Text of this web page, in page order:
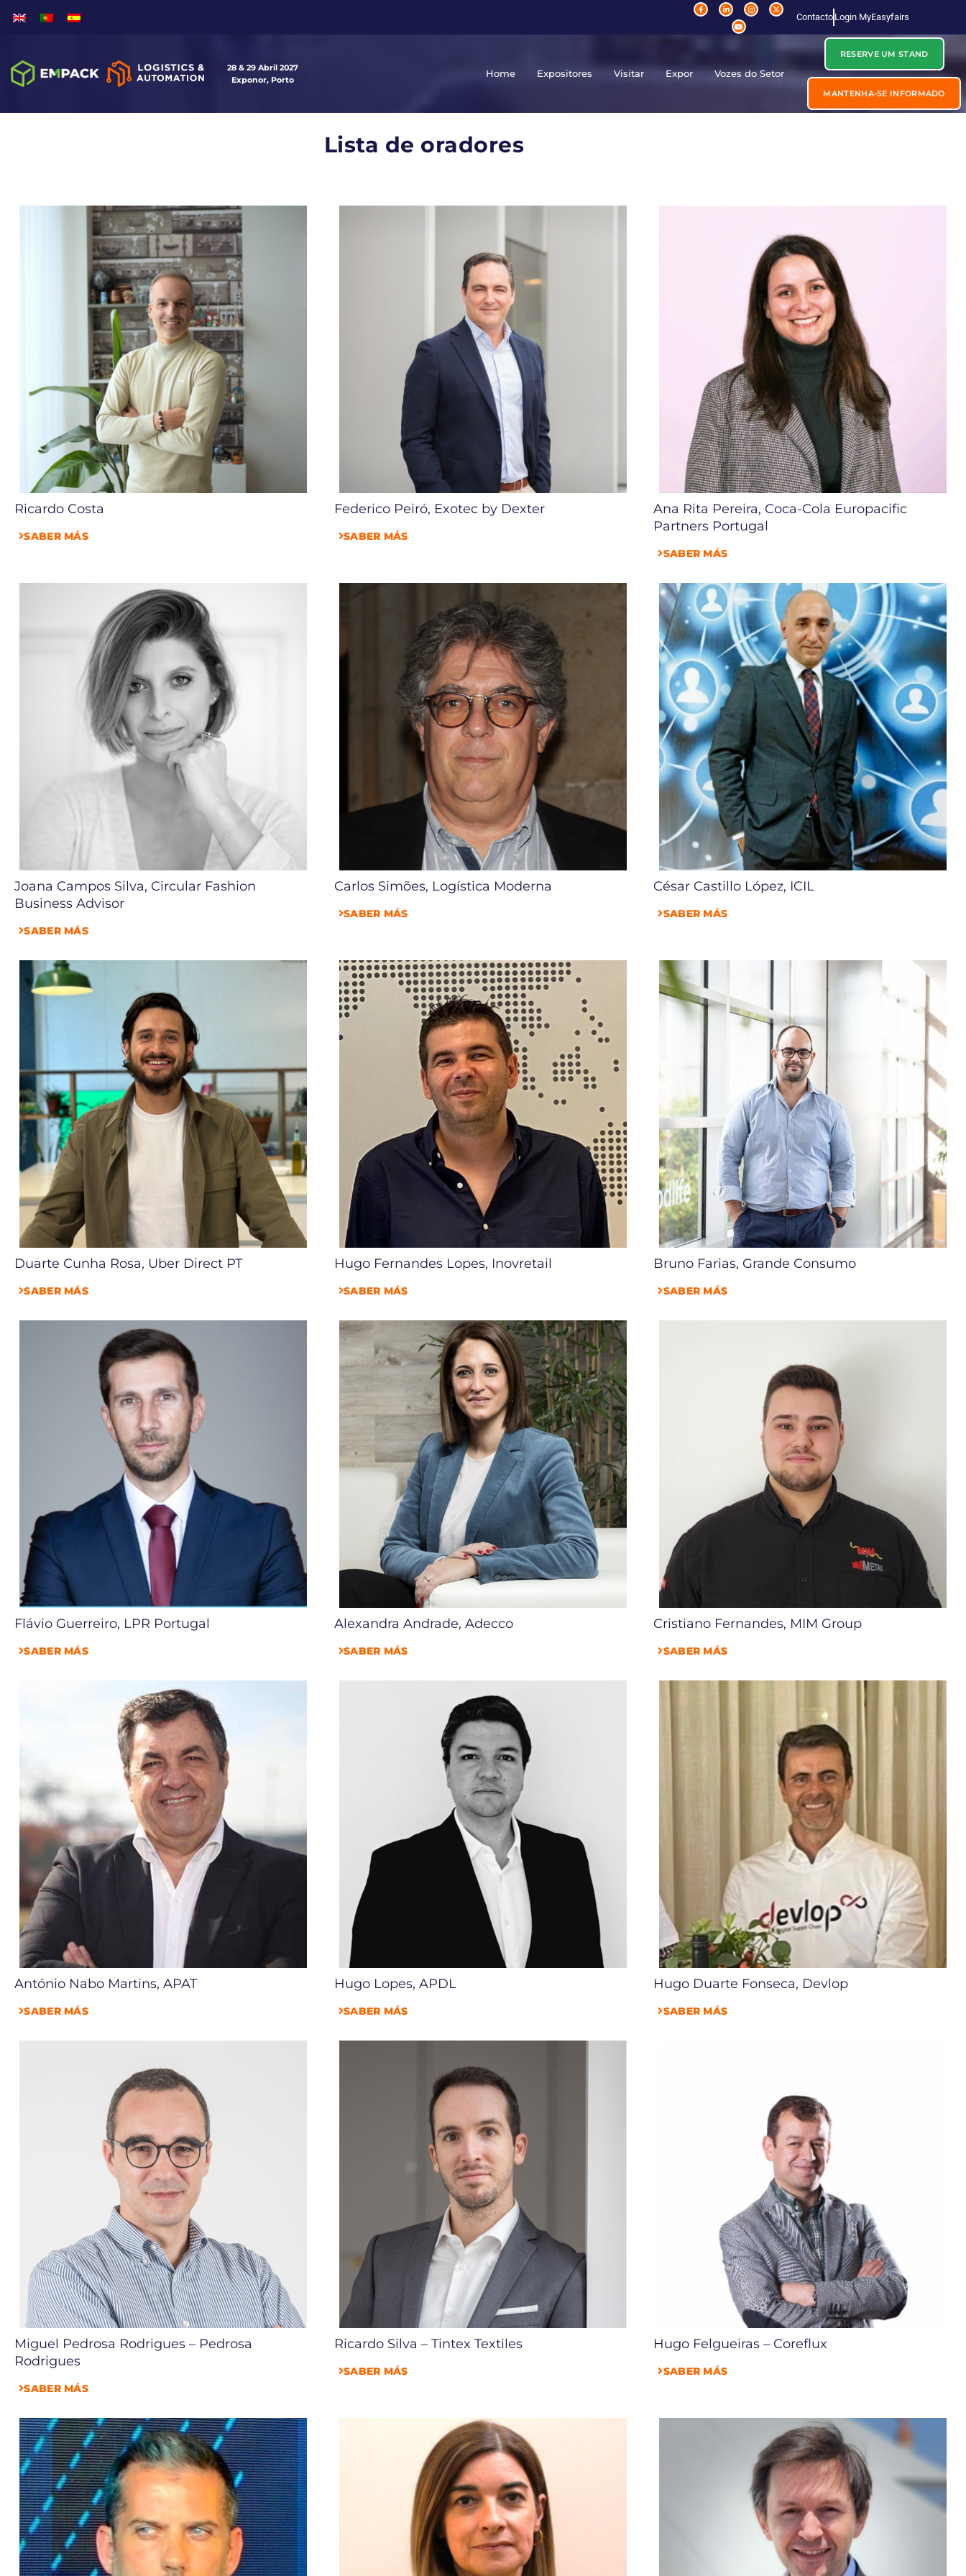
Contacto Login MyEasyfairs
28 & 29 Abril 2027
Exponor, Porto
Home Expositores Visitar Expor Vozes do Setor
RESERVE UM STAND
MANTENHA-SE INFORMADO
Lista de oradores
Ricardo Costa
SABER MÁS
Federico Peiró, Exotec by Dexter
SABER MÁS
Ana Rita Pereira, Coca-Cola Europacific
Partners Portugal
SABER MÁS
Joana Campos Silva, Circular Fashion
Business Advisor
SABER MÁS
Carlos Simões, Logística Moderna
SABER MÁS
César Castillo López, ICIL
SABER MÁS
Duarte Cunha Rosa, Uber Direct PT
SABER MÁS
Hugo Fernandes Lopes, Inovretail
SABER MÁS
Bruno Farias, Grande Consumo
SABER MÁS
Flávio Guerreiro, LPR Portugal
SABER MÁS
Alexandra Andrade, Adecco
SABER MÁS
Cristiano Fernandes, MIM Group
SABER MÁS
António Nabo Martins, APAT
SABER MÁS
Hugo Lopes, APDL
SABER MÁS
Hugo Duarte Fonseca, Devlop
SABER MÁS
Miguel Pedrosa Rodrigues – Pedrosa
Rodrigues
SABER MÁS
Ricardo Silva – Tintex Textiles
SABER MÁS
Hugo Felgueiras – Coreflux
SABER MÁS